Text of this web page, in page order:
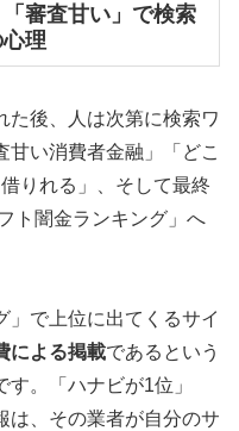
「審査甘い」で検索
理
た後、人は次第に検索ワ
甘い消費者金融」「どこ
りれる」、そして最終
ト闇金ランキング」へ
」で上位に出てくるサイ
による掲載であるという
。「ハナビが1位」
は、その業者が自分のサ